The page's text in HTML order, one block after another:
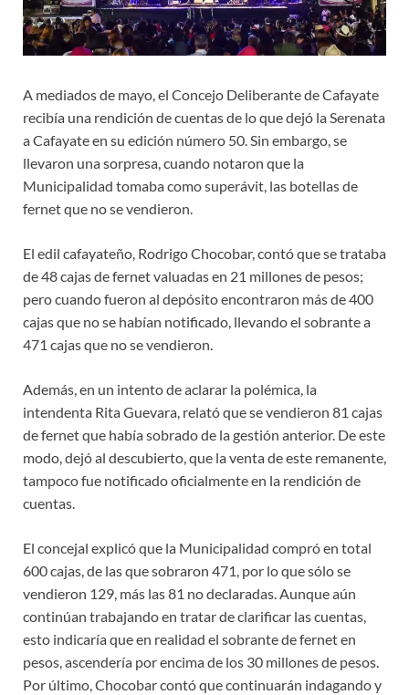
A mediados de mayo, el Concejo Deliberante de Cafayate
recibía una rendición de cuentas de lo que dejó la Serenata
a Cafayate en su edición número 50. Sin embargo, se
llevaron una sorpresa, cuando notaron que la
Municipalidad tomaba como superávit, las botellas de
fernet que no se vendieron.
El edil cafayateño, Rodrigo Chocobar, contó que se trataba
de 48 cajas de fernet valuadas en 21 millones de pesos;
pero cuando fueron al depósito encontraron más de 400
cajas que no se habían notificado, llevando el sobrante a
471 cajas que no se vendieron.
Además, en un intento de aclarar la polémica, la
intendenta Rita Guevara, relató que se vendieron 81 cajas
de fernet que había sobrado de la gestión anterior. De este
modo, dejó al descubierto, que la venta de este remanente,
tampoco fue notificado oficialmente en la rendición de
cuentas.
El concejal explicó que la Municipalidad compró en total
600 cajas, de las que sobraron 471, por lo que sólo se
vendieron 129, más las 81 no declaradas. Aunque aún
continúan trabajando en tratar de clarificar las cuentas,
esto indicaría que en realidad el sobrante de fernet en
pesos, ascendería por encima de los 30 millones de pesos.
Por último, Chocobar contó que continuarán indagando y